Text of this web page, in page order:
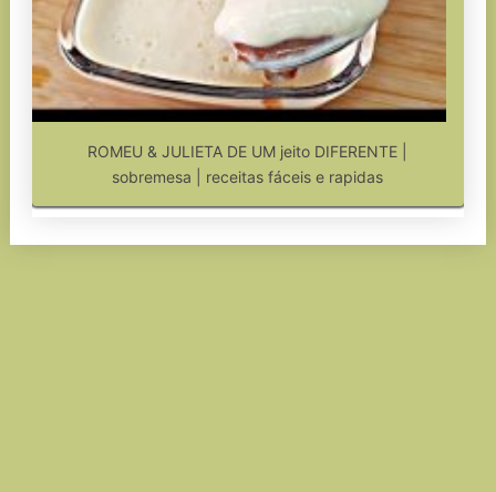
ROMEU & JULIETA DE UM jeito DIFERENTE |
sobremesa | receitas fáceis e rapidas